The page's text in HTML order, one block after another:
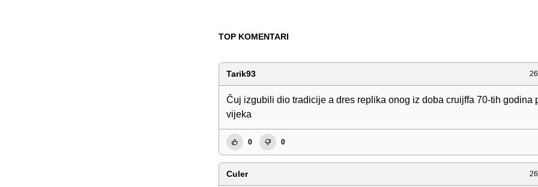
TOP KOMENTARI
Tarik93
Čuj izgubili dio tradicije a dres replika onog iz doba cruijffa 70-tih godina
vijeka
0 0
Culer